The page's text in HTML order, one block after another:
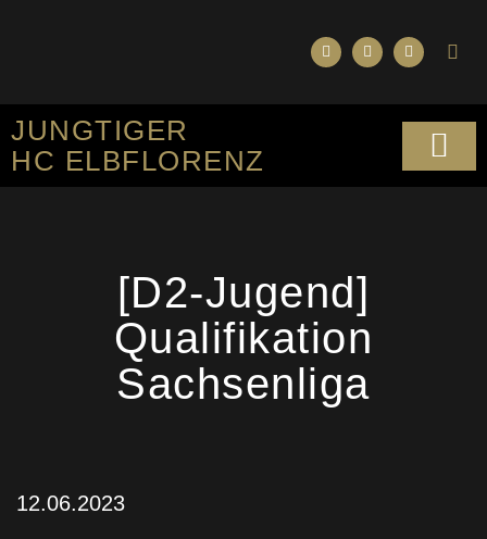
JUNGTIGER
HC ELBFLORENZ
[D2-Jugend]
Qualifikation
Sachsenliga
12.06.2023